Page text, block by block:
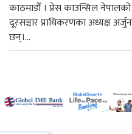
काठमाडौँ । प्रेस काउन्सिल
दूरसञ्चार प्राधिकरणका अध्यक्ष
छन्।...